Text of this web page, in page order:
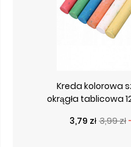
Kreda kolorowa
okrągła tablicowa
Cena 3,99 zł
Cena
3,79 zł